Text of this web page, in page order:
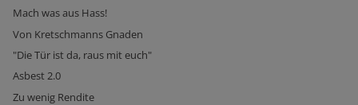
Mach was aus Hass!
Von Kretschmanns Gnaden
"Die Tür ist da, raus mit euch"
Asbest 2.0
Zu wenig Rendite